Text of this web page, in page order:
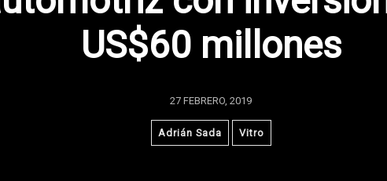
US$60 millones
27 FEBRERO, 2019
Adrián Sada Vitro